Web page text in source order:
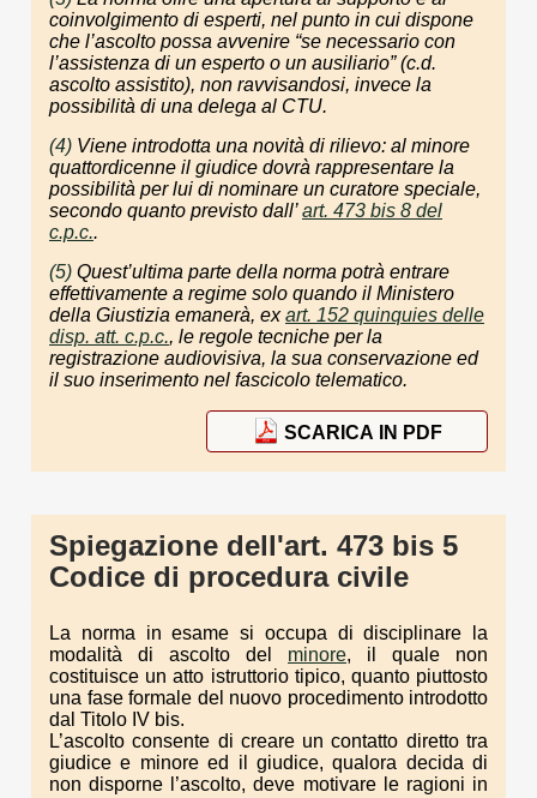
coinvolgimento di esperti, nel punto in cui dispone
che l’ascolto possa avvenire “se necessario con
l’assistenza di un esperto o un ausiliario” (c.d.
ascolto assistito), non ravvisandosi, invece la
possibilità di una delega al CTU.
(4) Viene introdotta una novità di rilievo: al minore
quattordicenne il giudice dovrà rappresentare la
possibilità per lui di nominare un curatore speciale,
secondo quanto previsto dall’art. 473 bis 8 del
c.p.c..
(5) Quest’ultima parte della norma potrà entrare
effettivamente a regime solo quando il Ministero
della Giustizia emanerà, exart. 152 quinquies delle
disp. att. c.p.c., le regole tecniche per la
registrazione audiovisiva, la sua conservazione ed
il suo inserimento nel fascicolo telematico.
SCARICA IN PDF
Spiegazione dell'art. 473 bis 5
Codice di procedura civile
La norma in esame si occupa di disciplinare la
modalità di ascolto del minore, il quale non
costituisce un atto istruttorio tipico, quanto piuttosto
una fase formale del nuovo procedimento introdotto
dal Titolo IV bis.
L’ascolto consente di creare un contatto diretto tra
giudice e minore ed il giudice, qualora decida di
non disporne l’ascolto, deve motivare le ragioni in